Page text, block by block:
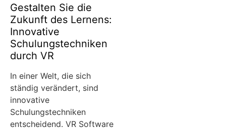
Gestalten Sie die
Zukunft des Lernens:
Innovative
Schulungstechniken
durch VR
In einer Welt, die sich
ständig verändert, sind
innovative
Schulungstechniken
entscheidend. VR Software